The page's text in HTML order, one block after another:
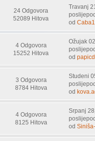
24 Odgovora
52089 Hitova
Travanj
od
4 Odgovora
15252 Hitova
Ožujak
od
3 Odgovora
8784 Hitova
Studeni
od
4 Odgovora
8125 Hitova
Srpanj
od